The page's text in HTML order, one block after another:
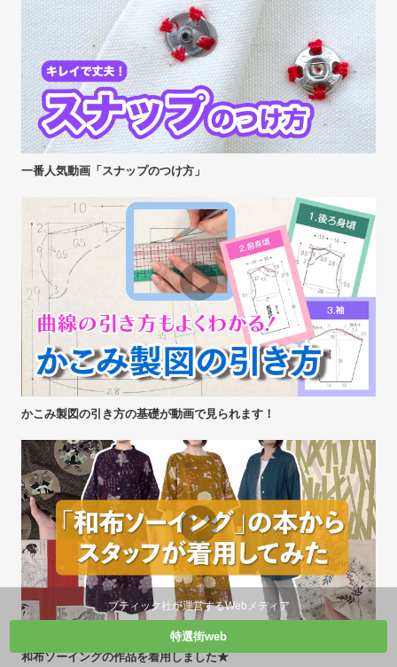
一番人気動画「スナップのつけ方」
かこみ製図の引き方の基礎が動画で見られます！
和布ソーイングの作品を着用しました★
ブティック社が運営するWebメディア
特選街web